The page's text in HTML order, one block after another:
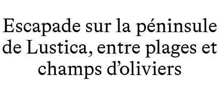
Escapade sur la péninsule
de Lustica, entre plages et
champs d’oliviers